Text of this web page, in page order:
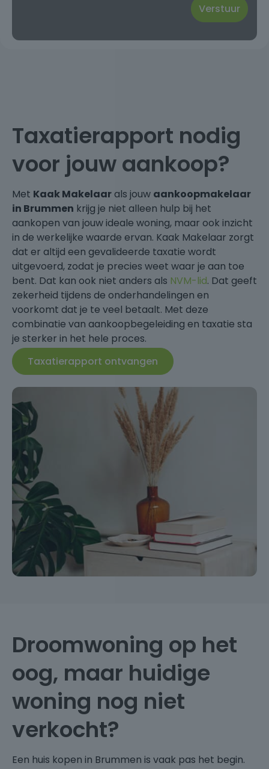
Taxatierapport nodig
voor jouw aankoop?
Met Kaak Makelaarals jouw aankoopmakelaar
in Brummen krijg je niet alleen hulp bij het
aankopen van jouw ideale woning, maar ook inzicht
in de werkelijke waarde ervan. Kaak Makelaar zorgt
dat er altijd een gevalideerde taxatie wordt
uitgevoerd, zodat je precies weet waar je aan toe
bent. Dat kan ook niet anders als NVM-lid. Dat geeft
zekerheid tijdens de onderhandelingen en
voorkomt dat je te veel betaalt. Met deze
combinatie van aankoopbegeleiding en taxatie sta
je sterker in het hele proces.
Taxatierapport ontvangen
Droomwoning op het
oog, maar huidige
woning nog niet
verkocht?
Een huis kopen in Brummen is vaak pas het begin.